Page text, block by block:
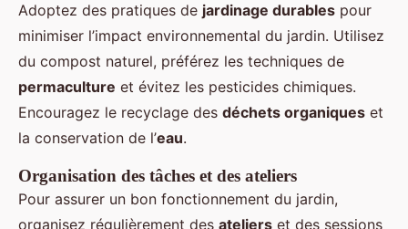
Adoptez des pratiques de jardinage durables pour
minimiser l’impact environnemental du jardin. Utilisez
du compost naturel, préférez les techniques de
permaculture et évitez les pesticides chimiques.
Encouragez le recyclage des déchets organiques et
la conservation de l’eau.
Organisation des tâches et des ateliers
Pour assurer un bon fonctionnement du jardin,
organisez régulièrement des ateliers et des sessions